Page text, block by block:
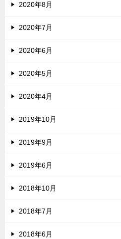
2020年8月
2020年7月
2020年6月
2020年5月
2020年4月
2019年10月
2019年9月
2019年6月
2018年10月
2018年7月
2018年6月